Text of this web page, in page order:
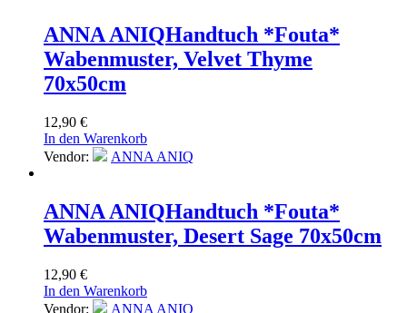
ANNA ANIQHandtuch *Fouta*
Wabenmuster, Velvet Thyme
70x50cm
12,90 €
In den Warenkorb
Vendor:
ANNA ANIQ
ANNA ANIQHandtuch *Fouta*
Wabenmuster, Desert Sage 70x50cm
12,90 €
In den Warenkorb
Vendor:
ANNA ANIQ